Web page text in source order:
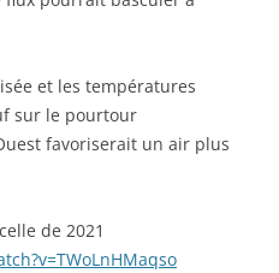
et les températures
sur le pourtour
favoriserait un air plus
de 2021